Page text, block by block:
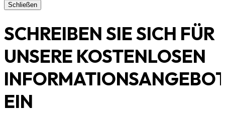
Schließen
SCHREIBEN SIE SICH FÜR
UNSERE KOSTENLOSEN
EIN